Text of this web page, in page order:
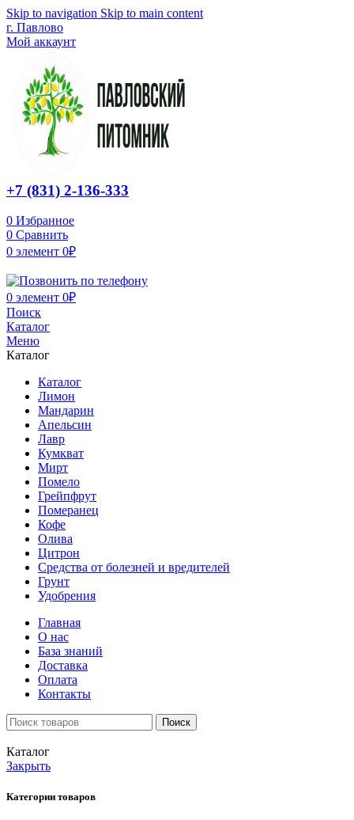
Skip to navigation Skip to main content
г. Павлово
Мой аккаунт
+7 (831) 2-136-333
0 Избранное
0 Сравнить
0 элемент 0₽
0 элемент 0₽
Поиск
Каталог
Меню
Каталог
Каталог
Лимон
Мандарин
Апельсин
Лавр
Кумкват
Мирт
Помело
Грейпфрут
Померанец
Кофе
Олива
Цитрон
Средства от болезней и вредителей
Грунт
Удобрения
Главная
О нас
База знаний
Доставка
Оплата
Контакты
Поиск
Каталог
Закрыть
Категории товаров